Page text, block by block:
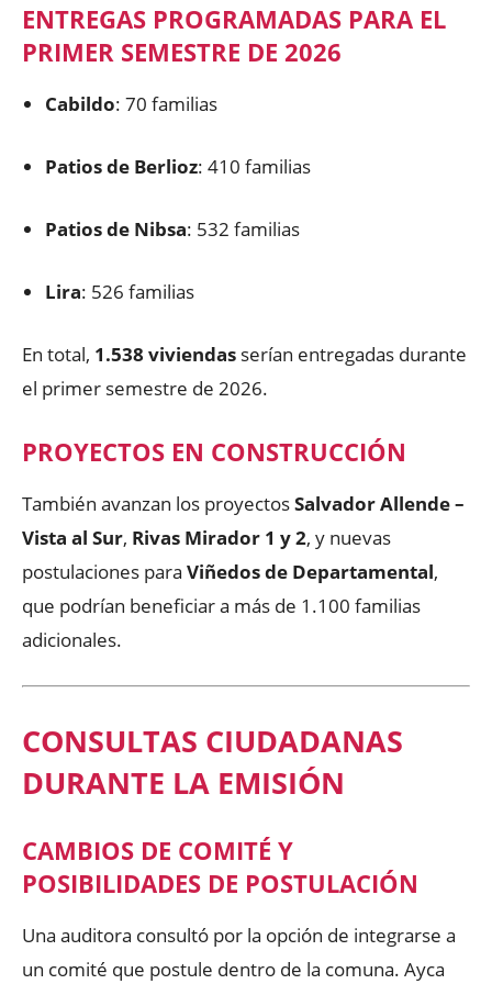
ENTREGAS PROGRAMADAS PARA EL
PRIMER SEMESTRE DE 2026
Cabildo: 70 familias
Patios de Berlioz: 410 familias
Patios de Nibsa: 532 familias
Lira: 526 familias
En total, 1.538 viviendas serían entregadas durante
el primer semestre de 2026.
PROYECTOS EN CONSTRUCCIÓN
También avanzan los proyectosSalvador Allende –
Vista al Sur, Rivas Mirador 1 y 2, y nuevas
postulaciones para Viñedos de Departamental,
que podrían beneficiar a más de 1.100 familias
adicionales.
CONSULTAS CIUDADANAS
DURANTE LA EMISIÓN
CAMBIOS DE COMITÉ Y
POSIBILIDADES DE POSTULACIÓN
Una auditora consultó por la opción de integrarse a
un comité que postule dentro de la comuna. Ayca